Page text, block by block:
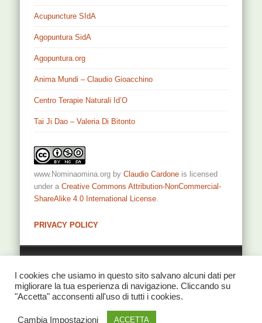
Acupuncture SIdA
Agopuntura SidA
Agopuntura.org
Anima Mundi – Claudio Gioacchino
Centro Terapie Naturali Id’O
Tai Ji Dao – Valeria Di Bitonto
www.Nominaomina.org byClaudio Cardone is licensed
under aCreative Commons Attribution-NonCommercial-
ShareAlike 4.0 International License
PRIVACY POLICY
© 2026 NominaOmina di Claudio Cardone
I cookies che usiamo in questo sito salvano alcuni dati per
migliorare la tua esperienza di navigazione. Cliccando su
"Accetta" acconsenti all'uso di tutti i cookies.
Cambia Impostazioni ACCETTA